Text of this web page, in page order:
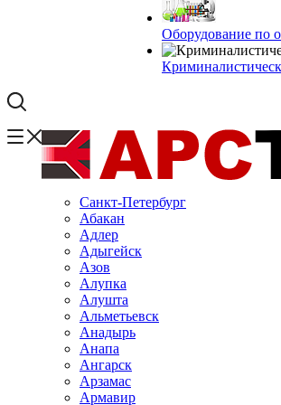
Оборудование по
Санкт-Петербург
Абакан
Адлер
Адыгейск
Азов
Алупка
Алушта
Альметьевск
Анадырь
Анапа
Ангарск
Арзамас
Армавир